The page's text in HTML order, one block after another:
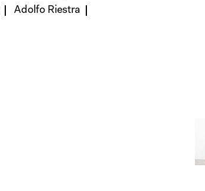
Adolfo Riestra
Alicja